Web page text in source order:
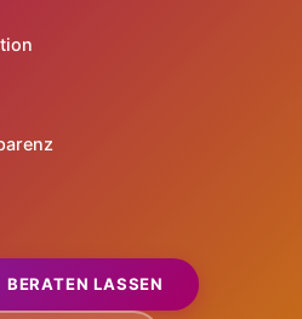
BERATEN LASSEN